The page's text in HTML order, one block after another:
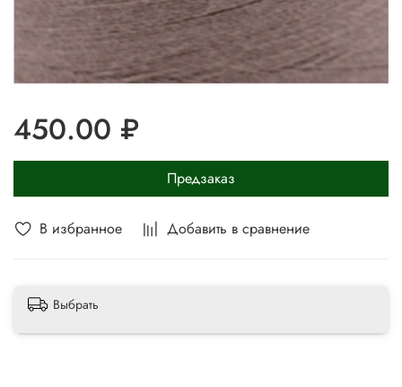
В избранное Добавить в сравнение
450.00 ₽
Предзаказ
Выбрать